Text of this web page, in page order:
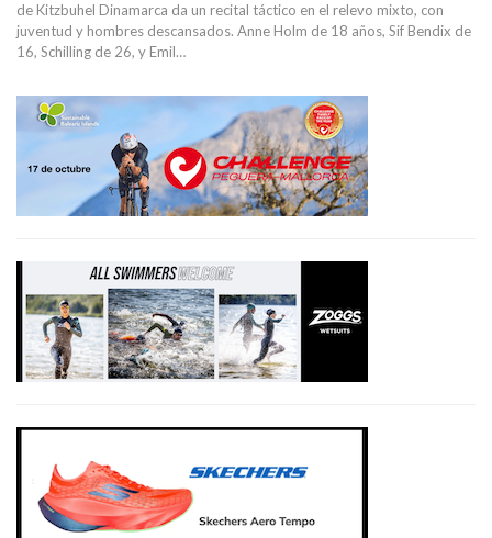
de Kitzbuhel Dinamarca da un recital táctico en el relevo mixto, con
juventud y hombres descansados. Anne Holm de 18 años, Sif Bendix de
16, Schilling de 26, y Emil…